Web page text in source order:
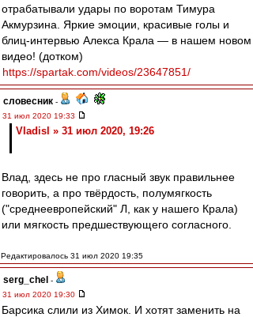
отрабатывали удары по воротам Тимура
Акмурзина. Яркие эмоции, красивые голы и
блиц-интервью Алекса Крала — в нашем новом
видео! (дотком)
https://spartak.com/videos/23647851/
словесник -
31 июл 2020 19:33
Vladisl » 31 июл 2020, 19:26
Влад, здесь не про гласный звук правильнее
говорить, а про твёрдость, полумягкость
("среднеевропейский" Л, как у нашего Крала)
или мягкость предшествующего согласного.
Редактировалось 31 июл 2020 19:35
serg_chel -
31 июл 2020 19:30
Барсика слили из Химок. И хотят заменить на